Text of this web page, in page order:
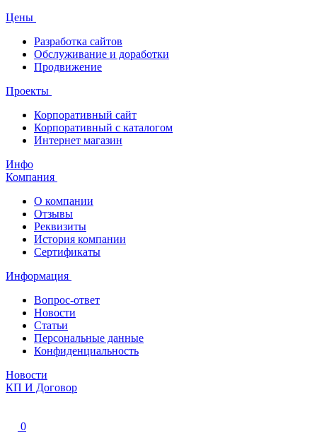
Цены
Разработка сайтов
Обслуживание и доработки
Продвижение
Проекты
Корпоративный сайт
Корпоративный с каталогом
Интернет магазин
Инфо
Компания
О компании
Отзывы
Реквизиты
История компании
Сертификаты
Информация
Вопрос-ответ
Новости
Статьи
Персональные данные
Конфиденциальность
Новости
КП И Договор
0